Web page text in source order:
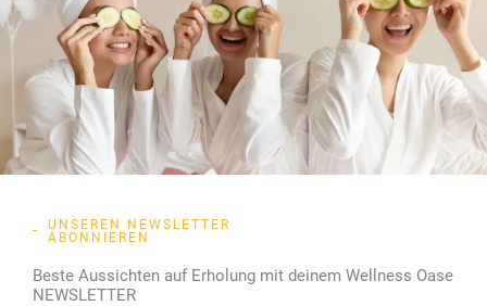
UNSEREN NEWSLETTER
ABONNIEREN
Beste Aussichten auf Erholung mit deinem Wellness Oase
NEWSLETTER